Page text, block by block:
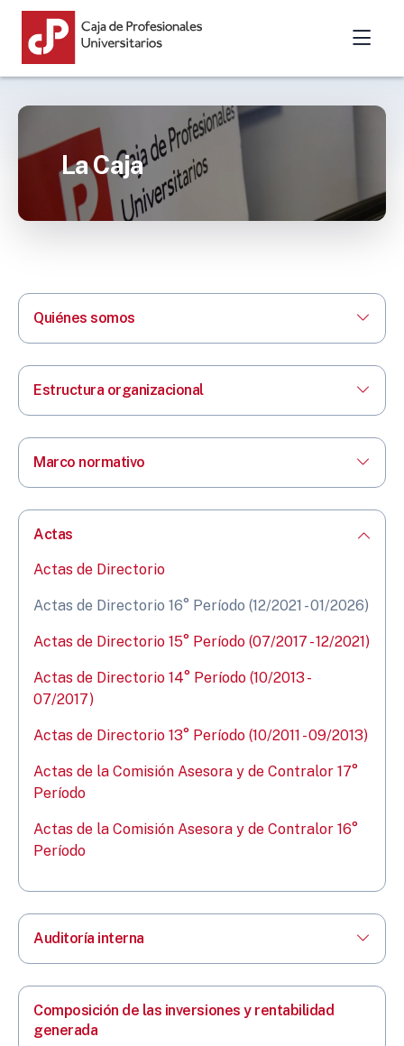
La Caja
Quiénes somos
Estructura organizacional
Marco normativo
Actas
Actas de Directorio
Actas de Directorio 16° Período (12/2021 - 01/2026)
Actas de Directorio 15° Período (07/2017 - 12/2021)
Actas de Directorio 14° Período (10/2013 -
07/2017)
Actas de Directorio 13° Período (10/2011 - 09/2013)
Actas de la Comisión Asesora y de Contralor 17°
Período
Actas de la Comisión Asesora y de Contralor 16°
Período
Auditoría interna
Composición de las inversiones y rentabilidad
generada